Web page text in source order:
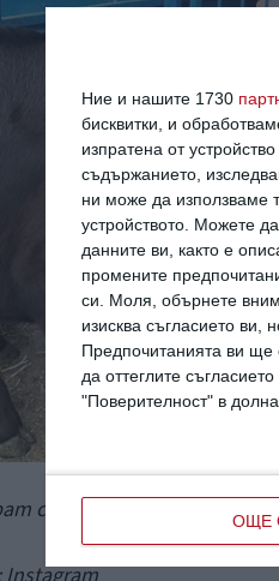
Ние и нашите 1730
бисквитки, и
изпратена от
съдържанието,
ни може да използваме
устройството. Можете
данните ви, както е
промените
си.
Моля, обърнете
изисква съгласието ви,
Предпочитанията ви ще
да оттеглите
"Поверителност" в
ОЩЕ
със сина си Джак